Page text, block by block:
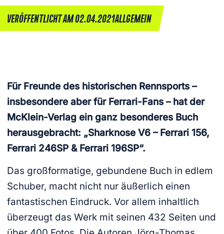
VERÖFFENTLICHT AM 02.04.2021ALLGEMEIN
Für Freunde des historischen Rennsports –
insbesondere aber für Ferrari-Fans – hat der
McKlein-Verlag ein ganz besonderes Buch
herausgebracht: „Sharknose V6 – Ferrari 156,
Ferrari 246SP & Ferrari 196SP“.
Das großformatige, gebundene Buch in edlem
Schuber, macht nicht nur äußerlich einen
fantastischen Eindruck. Vor allem inhaltlich
überzeugt das Werk mit seinen 432 Seiten und